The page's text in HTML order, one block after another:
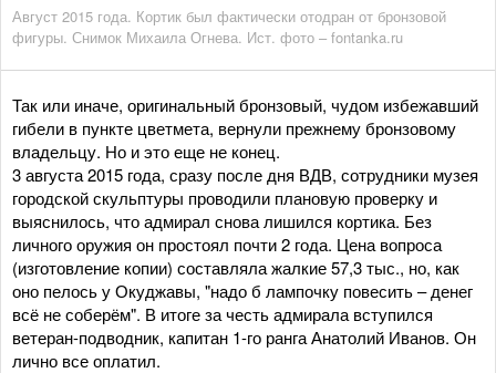
Август 2015 года. Кортик был фактически отодран от бронзовой
фигуры. Снимок Михаила Огнева. Ист. фото – fontanka.ru
Так или иначе, оригинальный бронзовый, чудом избежавший
гибели в пункте цветмета, вернули прежнему бронзовому
владельцу. Но и это еще не конец.
3 августа 2015 года, сразу после дня ВДВ, сотрудники музея
городской скульптуры проводили плановую проверку и
выяснилось, что адмирал снова лишился кортика. Без
личного оружия он простоял почти 2 года. Цена вопроса
(изготовление копии) составляла жалкие 57,3 тыс., но, как
оно пелось у Окуджавы, "надо б лампочку повесить – денег
всё не соберём". В итоге за честь адмирала вступился
ветеран-подводник, капитан 1-го ранга Анатолий Иванов. Он
лично все оплатил.